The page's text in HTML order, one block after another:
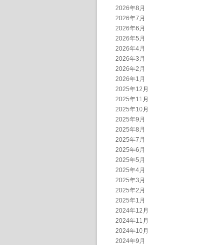
2026年8月
2026年7月
2026年6月
2026年5月
2026年4月
2026年3月
2026年2月
2026年1月
2025年12月
2025年11月
2025年10月
2025年9月
2025年8月
2025年7月
2025年6月
2025年5月
2025年4月
2025年3月
2025年2月
2025年1月
2024年12月
2024年11月
2024年10月
2024年9月